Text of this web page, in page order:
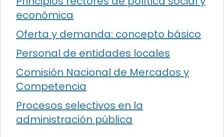
económica
Oferta y demanda: concepto básico
Personal de entidades locales
Comisión Nacional de Mercados y
Competencia
Procesos selectivos en la
administración pública